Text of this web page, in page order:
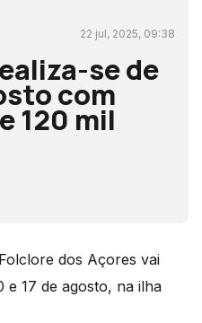
22 jul, 2025, 09:38
se de
com
120 mil
dos Açores vai
e 17 de agosto, na ilha